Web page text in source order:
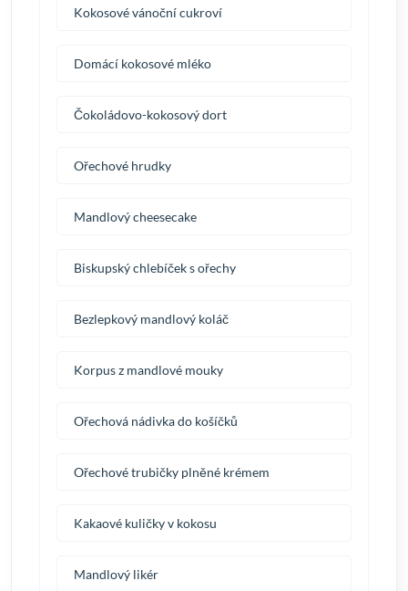
Kokosové vánoční cukroví
Domácí kokosové mléko
Čokoládovo-kokosový dort
Ořechové hrudky
Mandlový cheesecake
Biskupský chlebíček s ořechy
Bezlepkový mandlový koláč
Korpus z mandlové mouky
Ořechová nádivka do košíčků
Ořechové trubičky plněné krémem
Kakaové kuličky v kokosu
Mandlový likér